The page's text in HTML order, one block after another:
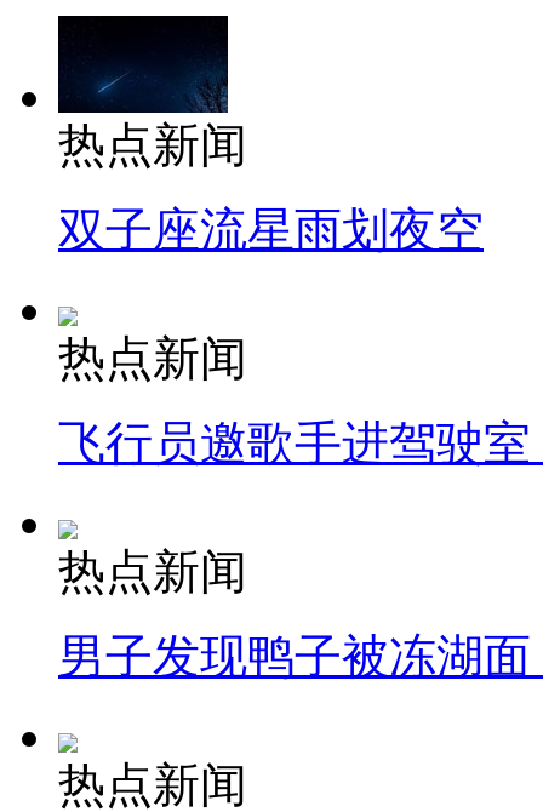
热点新闻
双子座流星雨划夜空
热点新闻
飞行员邀歌手进驾驶
热点新闻
男子发现鸭子被冻湖
热点新闻